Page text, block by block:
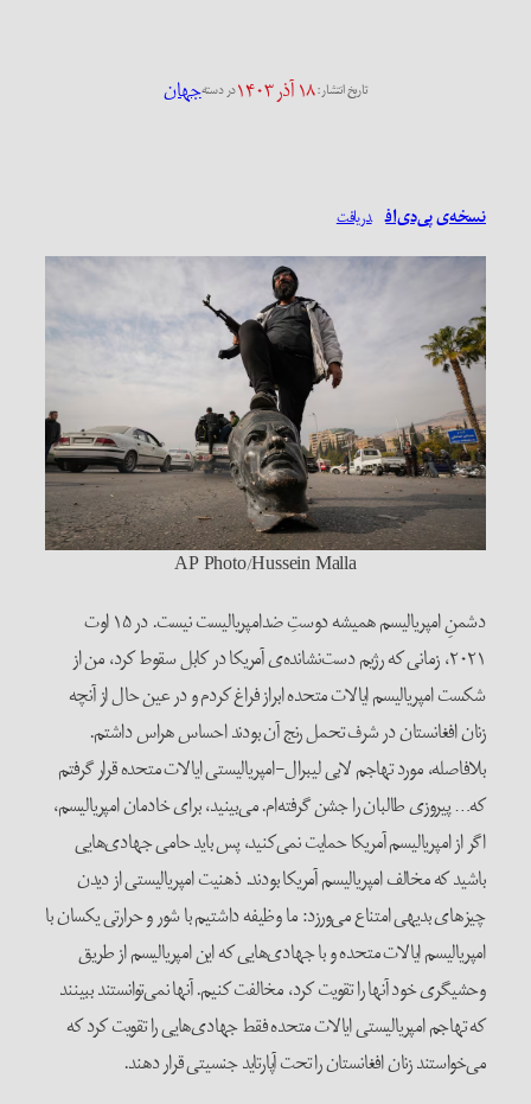
تاریخ انتشار:۱۸ آذر ۱۴۰۳ در دستهجهان
نسخه‌ی پی‌دی‌اف دریافت
AP Photo/Hussein Malla
دشمنِ امپریالیسم همیشه دوستِ ضدامپریالیست نیست. در ۱۵ اوت
۲۰۲۱، زمانی که رژیم دست‌نشانده‌ی آمریکا در کابل سقوط کرد، من از
شکست امپریالیسم ایالات متحده ابراز فراغ کردم و در عین حال از آنچه
زنان افغانستان در شرف تحمل رنج آن بودند احساس هراس داشتم.
بلافاصله، مورد تهاجم لابی لیبرال-امپریالیستی ایالات متحده قرار گرفتم
که… پیروزی طالبان را جشن گرفته‌ام. می‌بینید، برای خادمان امپریالیسم،
اگر از امپریالیسم آمریکا حمایت نمی‌کنید، پس باید حامی جهادی‌هایی
باشید که مخالف امپریالیسم آمریکا بودند. ذهنیت امپریالیستی از دیدن
چیزهای بدیهی امتناع می‌ورزد: ما وظیفه داشتیم با شور و حرارتی یکسان با
امپریالیسم ایالات متحده و با جهادی‌هایی که این امپریالیسم از طریق
وحشیگری خود آنها را تقویت کرد، مخالفت کنیم. آنها نمی‌توانستند ببینند
که تهاجم امپریالیستی ایالات متحده فقط جهادی‌هایی را تقویت کرد که
می‌خواستند زنان افغانستان را تحت آپارتاید جنسیتی قرار دهند.